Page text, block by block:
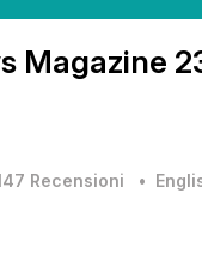
Magazine
Recensioni •